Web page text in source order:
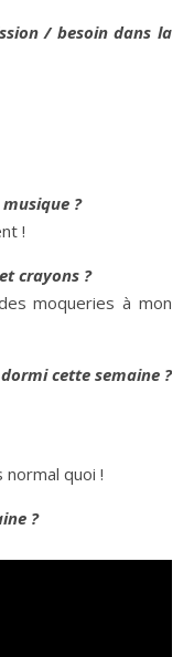
/ besoin dans la
musique ?
!
crayons ?
moqueries à mon
cette semaine ?
normal quoi !
?